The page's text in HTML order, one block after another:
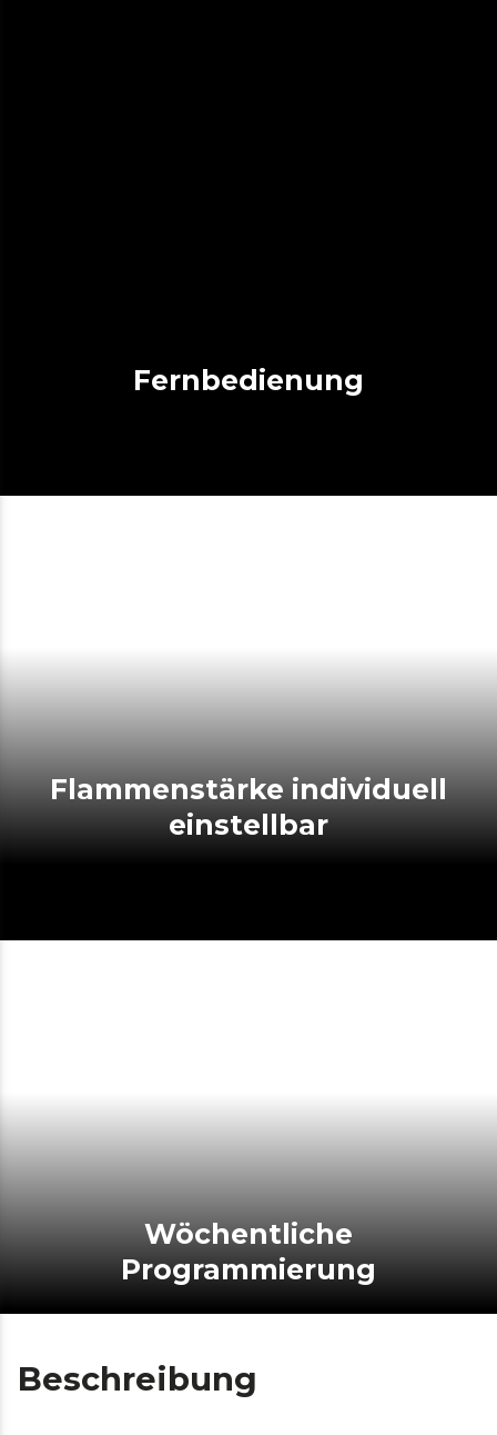
Fernbedienung
Flammenstärke individuell
einstellbar
Wöchentliche
Programmierung
Beschreibung